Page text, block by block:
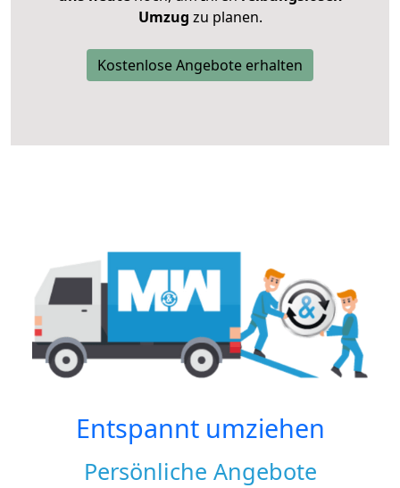
Umzug zu planen.
Kostenlose Angebote erhalten
Entspannt umziehen
Persönliche Angebote